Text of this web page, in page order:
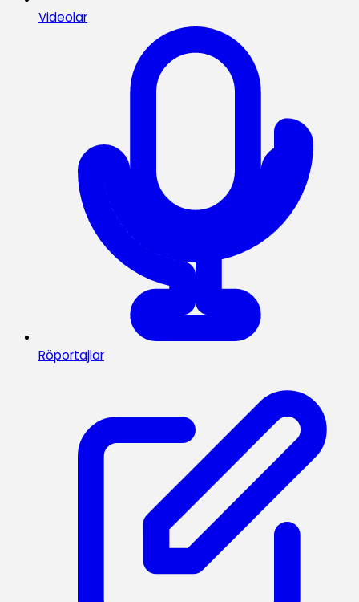
Videolar
Röportajlar